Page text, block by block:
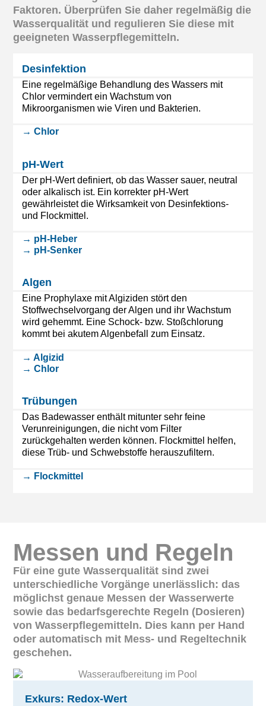
Faktoren. Überprüfen Sie daher regelmäßig die
Wasserqualität und regulieren Sie diese mit
geeigneten Wasserpflegemitteln.
Desinfektion
Eine regelmäßige Behandlung des Wassers mit
Chlor vermindert ein Wachstum von
Mikroorganismen wie Viren und Bakterien.
→ Chlor
pH-Wert
Der pH-Wert definiert, ob das Wasser sauer, neutral
oder alkalisch ist. Ein korrekter pH-Wert
gewährleistet die Wirksamkeit von Desinfektions-
und Flockmittel.
→ pH-Heber
→ pH-Senker
Algen
Eine Prophylaxe mit Algiziden stört den
Stoffwechselvorgang der Algen und ihr Wachstum
wird gehemmt. Eine Schock- bzw. Stoßchlorung
kommt bei akutem Algenbefall zum Einsatz.
→ Algizid
→ Chlor
Trübungen
Das Badewasser enthält mitunter sehr feine
Verunreinigungen, die nicht vom Filter
zurückgehalten werden können. Flockmittel helfen,
diese Trüb- und Schwebstoffe herauszufiltern.
→ Flockmittel
Messen und Regeln
Für eine gute Wasserqualität sind zwei
unterschiedliche Vorgänge unerlässlich: das
möglichst genaue Messen der Wasserwerte
sowie das bedarfsgerechte Regeln (Dosieren)
von Wasserpflegemitteln. Dies kann per Hand
oder automatisch mit Mess- und Regeltechnik
geschehen.
Exkurs: Redox-Wert